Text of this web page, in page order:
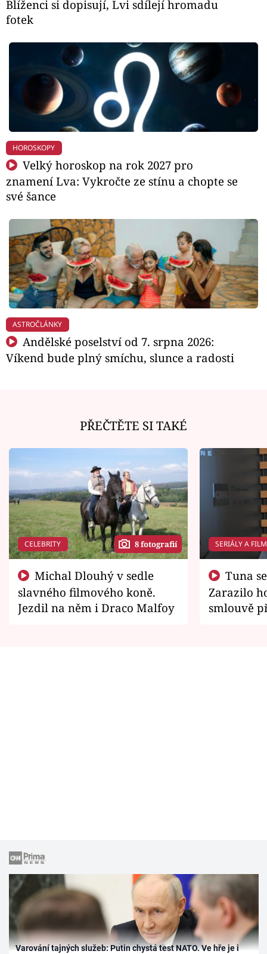
Blíženci si dopisují, Lvi sdílejí hromadu
fotek
HOROSKOPY
Velký horoskop na rok 2027 pro
znamení Lva: Vykročte ze stínu a chopte se
své šance
ASTROČLÁNKY
Andělské poselství od 7. srpna 2026:
Víkend bude plný smíchu, slunce a radosti
PŘEČTĚTE SI TAKÉ
CELEBRITY 8 fotografií
slavného filmového koně.
Jezdil na něm i Draco Malfoy
SERIÁLY A
Zarazilo
smlouvě
Varování tajných služeb: Putin chystá test NATO. Ve hře je i